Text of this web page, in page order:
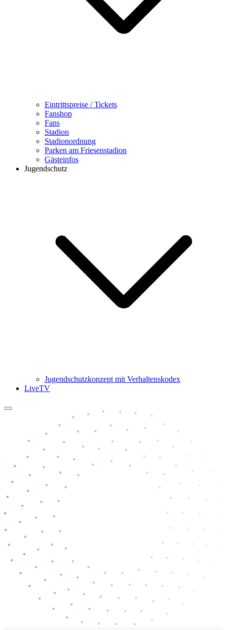
Eintrittspreise / Tickets
Fanshop
Fans
Stadion
Stadionordnung
Parken am Friesenstadion
Gästeinfos
Jugendschutz
Jugendschutzkonzept mit Verhaltenskodex
LiveTV